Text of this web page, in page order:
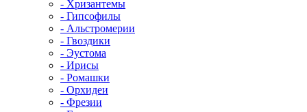
- Хризантемы
- Гипсофилы
- Альстромерии
- Гвоздики
- Эустома
- Ирисы
- Ромашки
- Орхидеи
- Фрезии